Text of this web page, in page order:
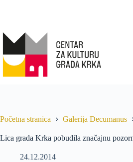
Početna stranica Galerija Decumanus
Lica grada Krka pobudila značajnu
24.12.2014